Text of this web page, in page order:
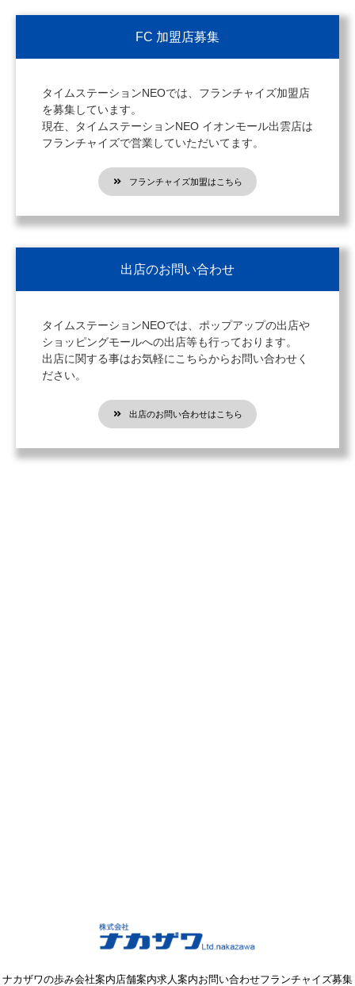
FC 加盟店募集
タイムステーションNEOでは、フランチャイズ加盟店
を募集しています。
現在、タイムステーションNEO イオンモール出雲店は
フランチャイズで営業していただいてます。
フランチャイズ加盟はこちら
出店のお問い合わせ
タイムステーションNEOでは、ポップアップの出店や
ショッピングモールへの出店等も行っております。
出店に関する事はお気軽にこちらからお問い合わせく
ださい。
出店のお問い合わせはこちら
ナカザワの歩み会社案内店舗案内求人案内お問い合わせフランチャイズ募集